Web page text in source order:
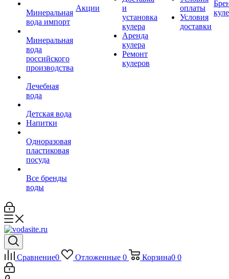
Минеральная
вода импорт
Минеральная
вода
российского
производства
Лечебная
вода
Детская вода
Напитки
Одноразовая
пластиковая
посуда
Все бренды
воды
Акции
и
установка
кулера
Аренда
кулера
Ремонт
кулеров
оплаты
Условия
доставки
Сравнение0 Отложенные 0 Корзина0 0